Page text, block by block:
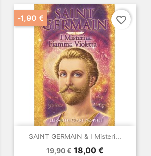
SAINT GERMAIN & I Misteri...
Prezzo
19,90 € Prezzo
18,00 €
-1,90 € favorite_border